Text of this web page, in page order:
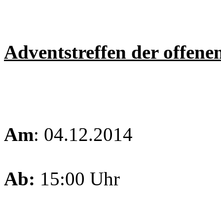
Adventstreffen der
Am: 04.12.2014
Ab: 15:00 Uhr